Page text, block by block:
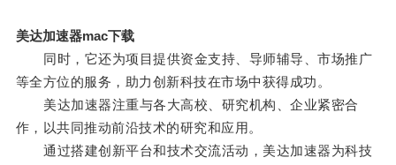
美达加速器mac下载
同时，它还为项目提供资金支持、导师辅导、市场推广
等全方位的服务，助力创新科技在市场中获得成功。
美达加速器注重与各大高校、研究机构、企业紧密合
作，以共同推动前沿技术的研究和应用。
通过搭建创新平台和技术交流活动，美达加速器为科技